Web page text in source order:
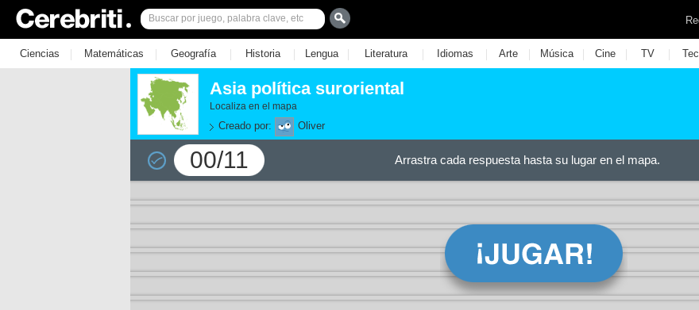
Ciencias | Matemáticas | Geografía | Historia | Lengua | Literatura | Idiomas | Arte | Música | Cine | TV |
Asia política suroriental
Localiza en el mapa
Creado por: Oliver
00/11 Arrastra cada respuesta hasta su lugar en el mapa.